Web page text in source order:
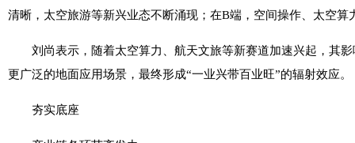
清晰，太空旅游等新兴业态不断涌现；在B端，空间操作、太空算
刘尚表示，随着太空算力、航天文旅等新赛道加速兴起，其影
更广泛的地面应用场景，最终形成“一业兴带百业旺”的辐射效应。
夯实底座